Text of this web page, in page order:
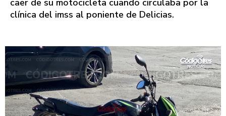
caer de su motocicleta cuando circulaba por la
clínica del imss al poniente de Delicias.